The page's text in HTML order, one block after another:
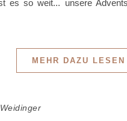
MEHR DAZU LESEN